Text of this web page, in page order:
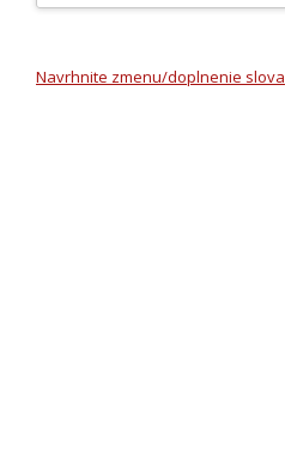
Navrhnite zmenu/doplnenie slova